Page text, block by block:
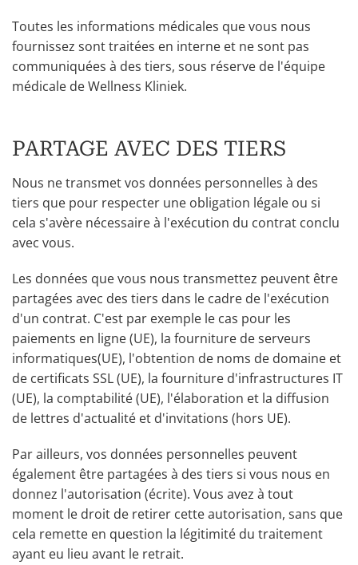
Toutes les informations médicales que vous nous
fournissez sont traitées en interne et ne sont pas
communiquées à des tiers, sous réserve de l'équipe
médicale de Wellness Kliniek.
PARTAGE AVEC DES TIERS
Nous ne transmet vos données personnelles à des
tiers que pour respecter une obligation légale ou si
cela s'avère nécessaire à l'exécution du contrat conclu
avec vous.
Les données que vous nous transmettez peuvent être
partagées avec des tiers dans le cadre de l'exécution
d'un contrat. C'est par exemple le cas pour les
paiements en ligne (UE), la fourniture de serveurs
informatiques(UE), l'obtention de noms de domaine et
de certificats SSL (UE), la fourniture d'infrastructures IT
(UE), la comptabilité (UE), l'élaboration et la diffusion
de lettres d'actualité et d'invitations (hors UE).
Par ailleurs, vos données personnelles peuvent
également être partagées à des tiers si vous nous en
donnez l'autorisation (écrite). Vous avez à tout
moment le droit de retirer cette autorisation, sans que
cela remette en question la légitimité du traitement
ayant eu lieu avant le retrait.